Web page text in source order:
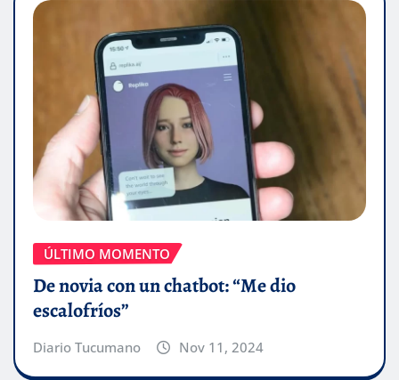
ÚLTIMO MOMENTO
De novia con un chatbot: “Me dio
escalofríos”
Diario Tucumano Nov 11, 2024